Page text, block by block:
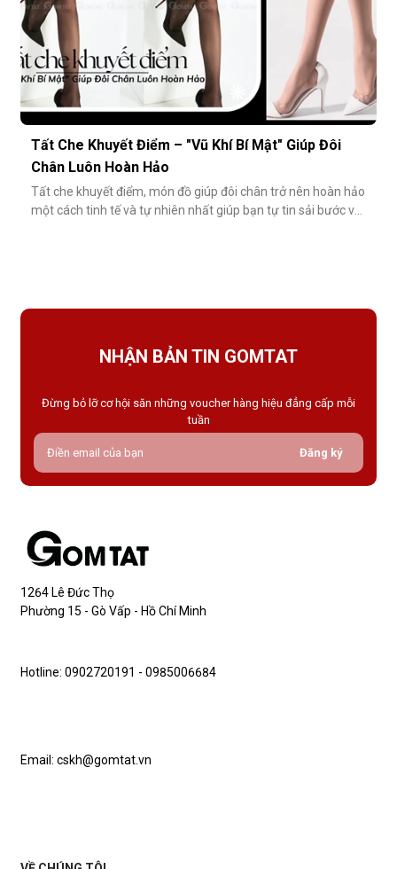
Tất Che Khuyết Điểm – "Vũ Khí Bí Mật" Giúp Đôi
Chân Luôn Hoàn Hảo
Tất che khuyết điểm, món đồ giúp đôi chân trở nên hoàn hảo
một cách tinh tế và tự nhiên nhất giúp bạn tự tin sải bước với
NHẬN BẢN TIN GOMTAT
Đừng bỏ lỡ cơ hội săn những voucher hàng hiệu đẳng cấp mỗi
tuần
Đăng ký
1264 Lê Đức Thọ
Phường 15 - Gò Vấp - Hồ Chí Minh
Hotline: 0902720191 - 0985006684
Email: cskh@gomtat.vn